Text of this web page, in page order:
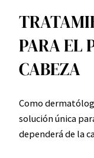
PARA EL
CABEZA
Como
solución única
dependerá de la